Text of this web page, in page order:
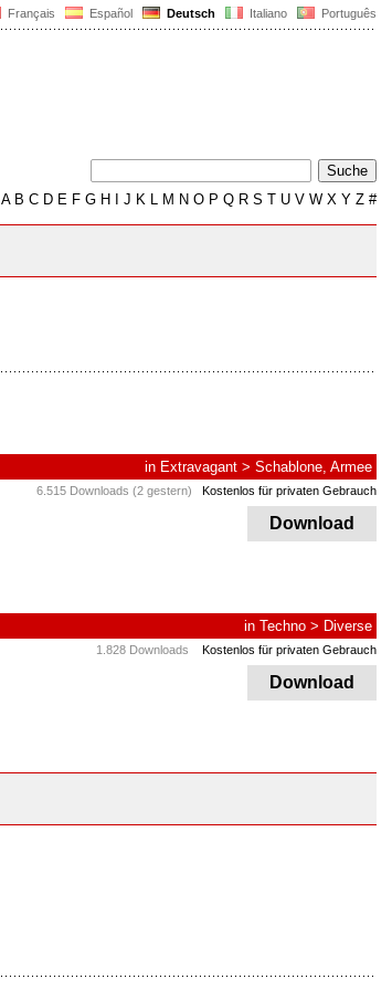
Français Español Deutsch Italiano Português
AB C D E F G H J K L M N O P Q R S T U V W X Y Z #
in Extravagant > Schablone, Armee
6.515 Downloads (2 gestern) Kostenlos für privaten Gebrauch
Download
in Techno > Diverse
1.828 Downloads Kostenlos für privaten Gebrauch
Download